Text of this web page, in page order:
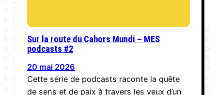
Sur la route du Cahors Mundi – MES
podcasts #2
20 mai 2026
Cette série de podcasts raconte la quête
de sens et de paix à travers les yeux d’un